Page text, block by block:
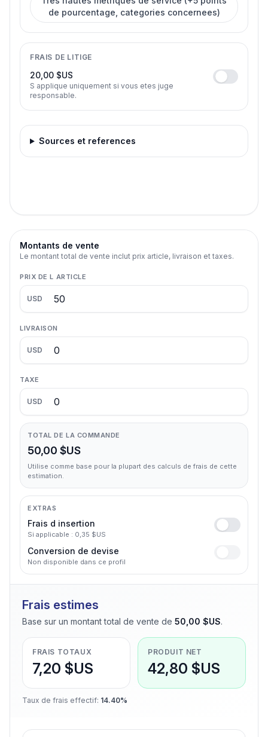
de pourcentage, categories concernees)
FRAIS DE LITIGE
20,00 $US
S applique uniquement si vous etes juge
responsable.
Sources et references
Montants de vente
Le montant total de vente inclut prix article, livraison et taxes.
PRIX DE L ARTICLE
USD
LIVRAISON
USD
TAXE
USD
TOTAL DE LA COMMANDE
50,00 $US
Utilise comme base pour la plupart des calculs de frais de cette
estimation.
EXTRAS
Frais d insertion
Si applicable : 0,35 $US
Conversion de devise
Non disponible dans ce profil
Frais estimes
Base sur un montant total de vente de 50,00 $US.
FRAIS TOTAUX
7,20 $US
PRODUIT NET
42,80 $US
Taux de frais effectif: 14.40%